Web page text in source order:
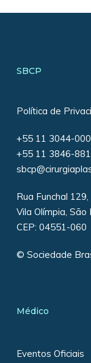
SBCP
Política de
+55 11 3044-
+55 11 3846-
Rua Funchal 129,
Vila Olímpia, São
CEP: 04551-060
© Sociedade
Médico
Eventos Oficiais